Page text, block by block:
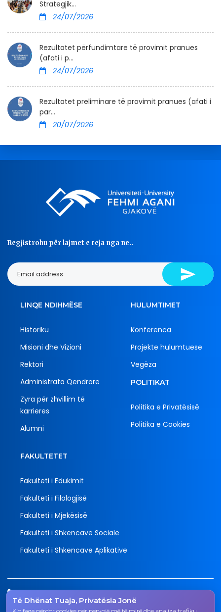
Strategjik...
24/07/2026
Rezultatet përfundimtare të provimit pranues
(afati i p...
24/07/2026
Rezultatet preliminare të provimit pranues (afati i
par...
20/07/2026
Të Dhënat Tuaja, Privatësia Jonë
Regjistrohu për lajmet e reja nga ne..
LINQE NDIHMËSE
Historiku
Misioni dhe Vizioni
Rektori
Administrata Qendrore
Zyra për zhvillim të
karrieres
Alumni
HULUMTIMET
Konferenca
Projekte hulumtuese
Vegëza
POLITIKAT
Politika e Privatësisë
Politika e Cookies
FAKULTETET
Fakulteti i Edukimit
Fakulteti i Filologjisë
Fakulteti i Mjekësisë
Fakulteti i Shkencave Sociale
Fakulteti i Shkencave Aplikative
038 200 20 831